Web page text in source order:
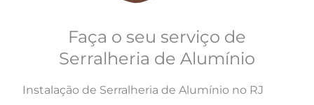
Faça o seu serviço de
Serralheria de Alumínio
Instalação de Serralheria de Alumínio no RJ